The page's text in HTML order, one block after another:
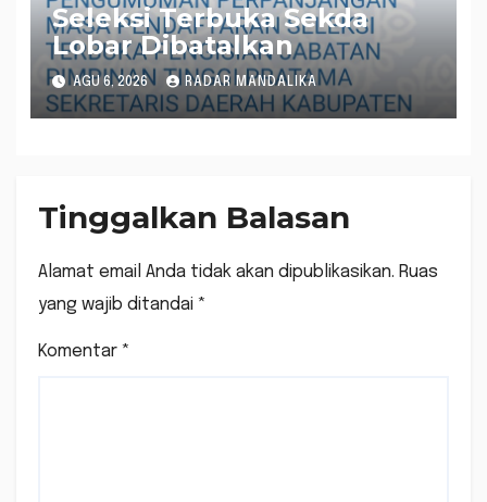
Seleksi Terbuka Sekda
Lobar Dibatalkan
AGU 6, 2026 RADAR MANDALIKA
Tinggalkan Balasan
Alamat email Anda tidak akan dipublikasikan. Ruas
yang wajib ditandai *
Komentar *